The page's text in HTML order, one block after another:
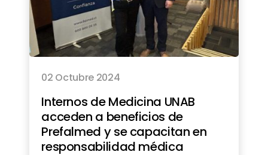
02 Octubre 2024
Internos de Medicina UNAB
acceden a beneficios de
Prefalmed y se capacitan en
responsabilidad médica